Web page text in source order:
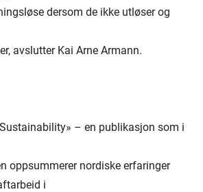
dersom de ikke utløser og
avslutter Kai Arne Armann.
– en publikasjon som i
oppsummerer nordiske erfaringer
i